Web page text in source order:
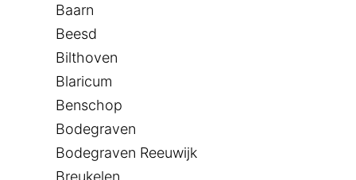
Baarn
Beesd
Bilthoven
Blaricum
Benschop
Bodegraven
Bodegraven Reeuwijk
Breukelen